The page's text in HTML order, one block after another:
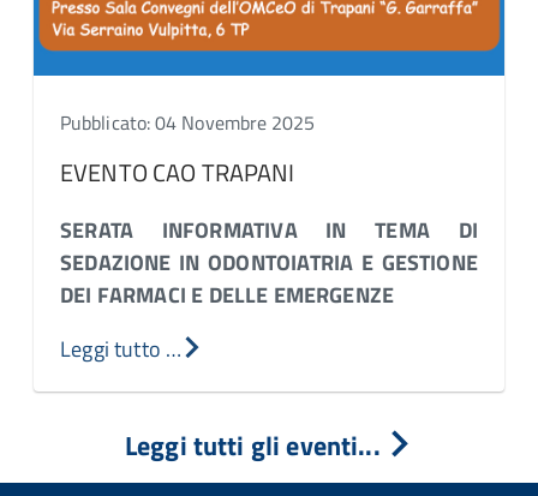
Pubblicato: 04 Novembre 2025
EVENTO CAO TRAPANI
SERATA INFORMATIVA IN TEMA DI
SEDAZIONE IN ODONTOIATRIA E GESTIONE
DEI FARMACI E DELLE EMERGENZE
Leggi tutto …
Leggi tutti gli eventi...